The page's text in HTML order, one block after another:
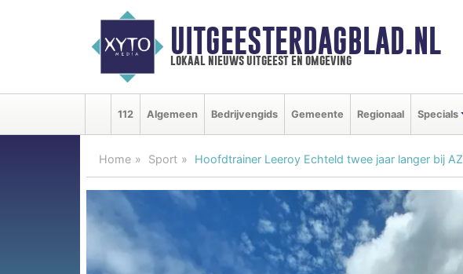
UITGEESTERDAGBLAD.NL
lokaal nieuws uitgeest en omgeving
112 Algemeen Bedrijvengids Gemeente Regionaal Specials
Home Sport Hoofdtrainer Leeroy Echteld twee jaar langer bij AZ